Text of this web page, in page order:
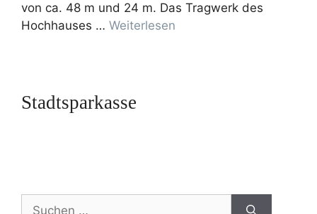
von ca. 48 m und 24 m. Das Tragwerk des
Hochhauses … Weiterlesen
Stadtsparkasse